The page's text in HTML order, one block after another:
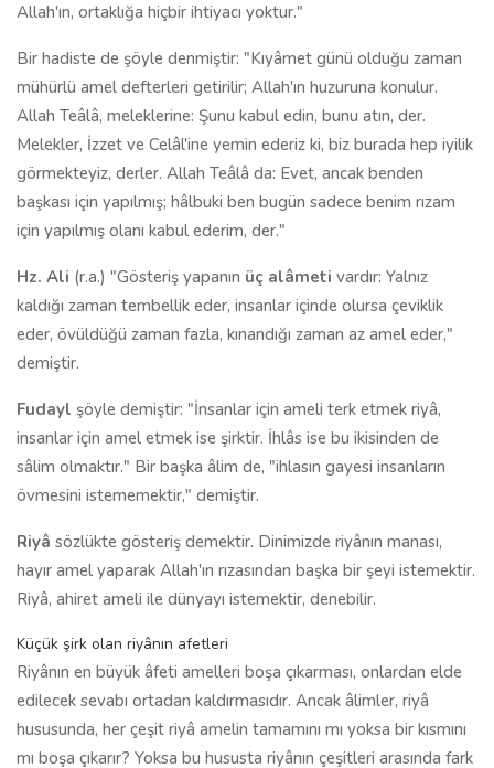
Allah'ın, ortaklığa hiçbir ihtiyacı yoktur."
Bir hadiste de şöyle denmiştir: "Kıyâmet günü olduğu zaman
mühürlü amel defterleri getirilir; Allah'ın huzuruna konulur.
Allah Teâlâ, meleklerine: Şunu kabul edin, bunu atın, der.
Melekler, İzzet ve Celâl'ine yemin ederiz ki, biz burada hep iyilik
görmekteyiz, derler. Allah Teâlâ da: Evet, ancak benden
başkası için yapılmış; hâlbuki ben bugün sadece benim rızam
için yapılmış olanı kabul ederim, der."
Hz. Ali (r.a.) "Gösteriş yapanın üç alâmeti vardır: Yalnız
kaldığı zaman tembellik eder, insanlar içinde olursa çeviklik
eder, övüldüğü zaman fazla, kınandığı zaman az amel eder,"
demiştir.
Fudayl şöyle demiştir: "İnsanlar için ameli terk etmek riyâ,
insanlar için amel etmek ise şirktir. İhlâs ise bu ikisinden de
sâlim olmaktır." Bir başka âlim de, "ihlasın gayesi insanların
övmesini istememektir," demiştir.
Riyâ sözlükte gösteriş demektir. Dinimizde riyânın manası,
hayır amel yaparak Allah'ın rızasından başka bir şeyi istemektir.
Riyâ, ahiret ameli ile dünyayı istemektir, denebilir.
Küçük şirk olan riyânın afetleri
Riyânın en büyük âfeti amelleri boşa çıkarması, onlardan elde
edilecek sevabı ortadan kaldırmasıdır. Ancak âlimler, riyâ
hususunda, her çeşit riyâ amelin tamamını mı yoksa bir kısmını
mı boşa çıkarır? Yoksa bu hususta riyânın çeşitleri arasında fark